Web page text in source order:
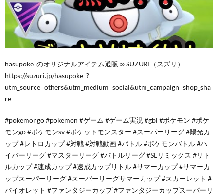
hasupoke_のオリジナルアイテム通販 ∞ SUZURI（スズリ）
https://suzuri.jp/hasupoke_?
utm_source=others&utm_medium=social&utm_campaign=shop_sha
re
#pokemongo #pokemon #ゲーム #ゲーム実況 #gbl #ポケモン #ポケ
モンgo #ポケモンsv #ポケットモンスター #スーパーリーグ #陽光カ
ップ #レトロカップ #対戦 #対戦動画 #バトル #ポケモンバトル #ハ
イパーリーグ #マスターリーグ #バトルリーグ #SLリミックス #リト
ルカップ #速成カップ #速成カップリトル #サマーカップ #サマーカ
ップスーパーリーグ #スーパーリーグサマーカップ #スカーレット #
バイオレット #ファンタジーカップ #ファンタジーカップスーパーリ